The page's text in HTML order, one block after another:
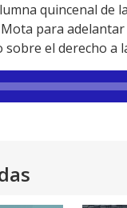
quincenal
para
sobre el derecho a